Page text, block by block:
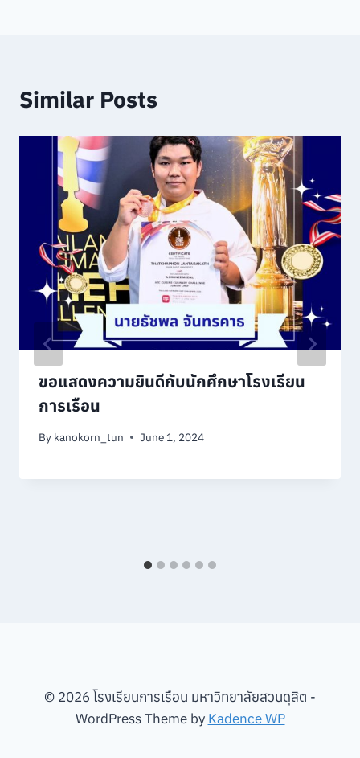
Similar Posts
ขอแสดงความยินดีกับนักศึกษาโรงเรียน
การเรือน
By kanokorn_tun June 1, 2024
© 2026 โรงเรียนการเรือน มหาวิทยาลัยสวนดุสิต -
WordPress Theme by Kadence WP